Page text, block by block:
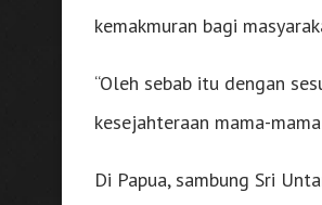
kemakmuran bagi
“Oleh sebab itu dengan
kesejahteraan mama-
Di Papua, sambung Sri